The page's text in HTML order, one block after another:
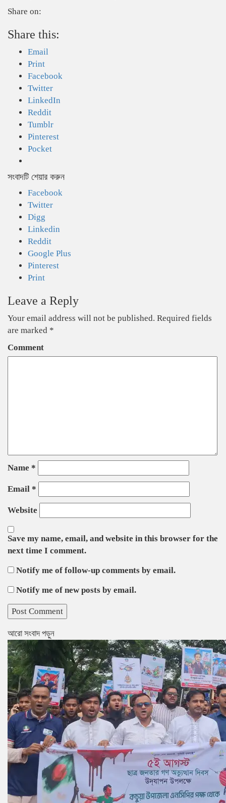
Share on:
Share this:
Email
Print
Facebook
Twitter
LinkedIn
Reddit
Tumblr
Pinterest
Pocket
সংবাদটি শেয়ার করুন
Facebook
Twitter
Digg
Linkedin
Reddit
Google Plus
Pinterest
Print
Leave a Reply
Your email address will not be published. Required fields
are marked *
Comment
Name *
Email *
Website
Save my name, email, and website in this browser for the
next time I comment.
Notify me of follow-up comments by email.
Notify me of new posts by email.
আরো সংবাদ পড়ুন